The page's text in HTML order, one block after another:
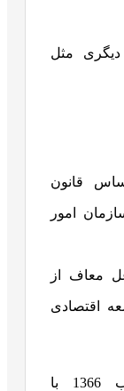
دیگری مثل
قانون
امور
معاف از
اقتصادی
قانون مالیات‌های مستقیم (مصوب 1366 با